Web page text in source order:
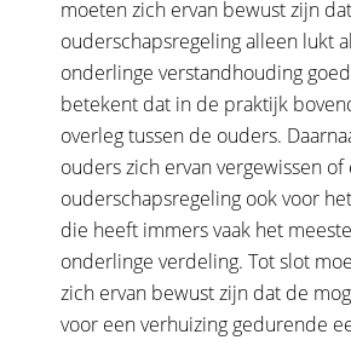
moeten zich ervan bewust zijn
ouderschapsregeling alleen lukt
onderlinge verstandhouding
betekent dat in de praktijk
overleg tussen de ouders.
ouders zich ervan vergewissen of
ouderschapsregeling ook voor
die heeft immers vaak het
onderlinge verdeling. Tot slot
zich ervan bewust zijn dat de
voor een verhuizing gedurende